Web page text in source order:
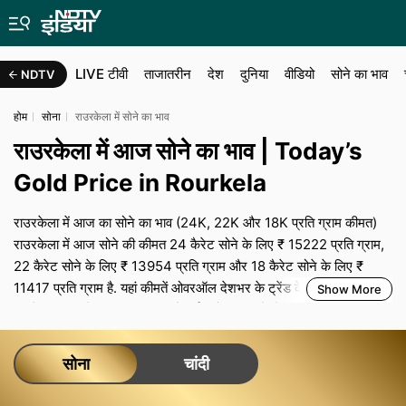
NDTV LIVE टीवी ताजातरीन देश दुनिया वीडियो सोने का भाव
होम सोना राउरकेला में सोने का भाव
राउरकेला में आज सोने का भाव | Today’s
Gold Price in Rourkela
राउरकेला में आज का सोने का भाव (24K, 22K और 18K प्रति ग्राम कीमत)
राउरकेला में आज सोने की कीमत 24 कैरेट सोने के लिए ₹ 15222 प्रति ग्राम,
22 कैरेट सोने के लिए ₹ 13954 प्रति ग्राम और 18 कैरेट सोने के लिए ₹
11417 प्रति ग्राम है. यहां कीमतें ओवरऑल देशभर के ट्रेंड के अनुसार हैं, ज‍बकि
और बीमा लागत के साथ-साथ शहर-विशेष टैक्‍स से तय होता है. राउरकेला में शादी
या त्योहारों के व्यस्त सीजन के दौरान, मजबूत मांग और सीमित सप्लाई कीमतों और
मेकिंग चार्ज को ऊंचा बनाए रख सकती है, जबकि आम दिनों में मोलभाव की थोड़ी
Show More
सोना चांदी